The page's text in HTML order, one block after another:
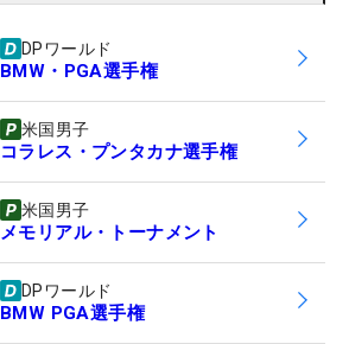
DPワールド
BMW・PGA選手権
米国男子
コラレス・プンタカナ選手権
米国男子
メモリアル・トーナメント
DPワールド
BMW PGA選手権